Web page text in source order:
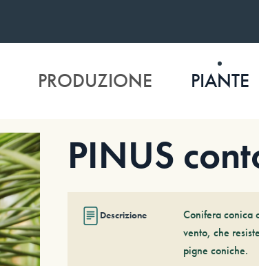
PRODUZIONE PIANTE
PINUS
Descrizione
Conifera conica
vento, che
pigne coniche.